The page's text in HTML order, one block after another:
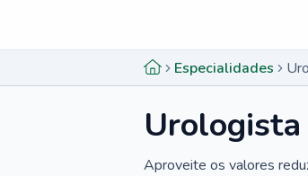
Especialidades
Aproveite os valores